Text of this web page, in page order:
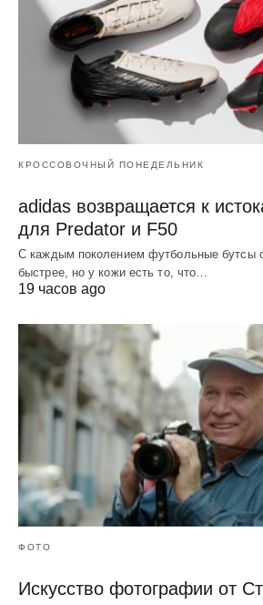
КРОССОВОЧНЫЙ ПОНЕДЕЛЬНИК
adidas возвращается к
для Predator и F50
С каждым поколением футбольные бутсы
быстрее, но у кожи есть то, что…
19 часов ago
ФОТО
Искусство фотографии от